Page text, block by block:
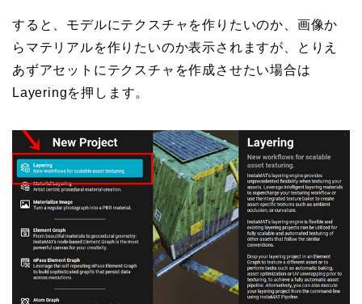
すると、モデルにテクスチャを作りたいのか、画像か
らマテリアルを作りたいのか表示されますが、とりえ
あずアセットにテクスチャを作成させたい場合は
Layeringを押します。